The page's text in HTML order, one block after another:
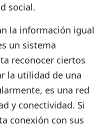
social.
la información igual
un sistema
reconocer ciertos
la utilidad de una
es una red
y conectividad. Si
conexión con sus